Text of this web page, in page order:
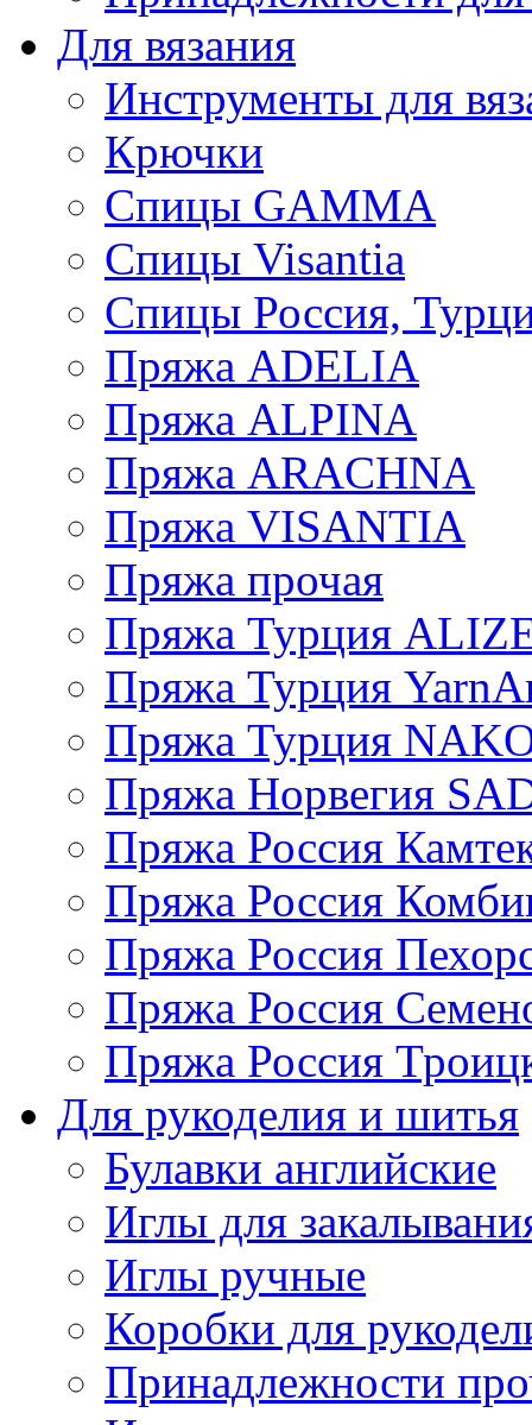
Для вязания
Инструменты для
Крючки
Спицы GAMMA
Спицы Visantia
Спицы Россия,
Пряжа ADELIA
Пряжа ALPINA
Пряжа ARACHNA
Пряжа VISANTIA
Пряжа прочая
Пряжа Турция
Пряжа Турция
Пряжа Турция
Пряжа Норвегия
Пряжа Россия
Пряжа Россия
Пряжа Россия
Пряжа Россия
Пряжа Россия
Для рукоделия и шитья
Булавки английские
Иглы для
Иглы ручные
Коробки для
Принадлежности